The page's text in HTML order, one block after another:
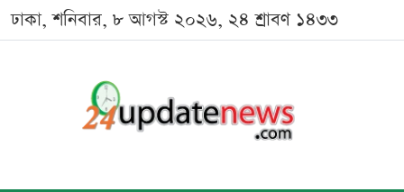
ঢাকা, শনিবার, ৮ আগস্ট ২০২৬, ২৪ শ্রাবণ ১৪৩৩